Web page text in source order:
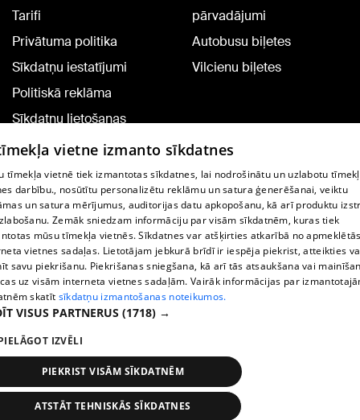
Tarifi
Privātuma politika
Sīkdatņu iestatījumi
Politiskā reklāma
Sīkdatņu lietošanas
noteikumi
Komentāru pievienošana
pārvadājumi
Autobusu biļetes
Vilcienu biļetes
TV programma
Līguma noteikumi
360 Ziņu kontakti
Helio Media
Portāla palīdzības dienests: e-pasts -
All rights reserved.
vietne izmanto sīkdatnes
tīmekļa vietnē tiek izmantotas sīkdatnes, lai nodrošinātu un uzlabotu
darbību., nosūtītu personalizētu reklāmu un satura ģenerēšanai, veiktu
un satura mērījumus, auditorijas datu apkopošanu, kā arī produktu
Zemāk sniedzam informāciju par visām sīkdatnēm, kuras tiek
mūsu tīmekļa vietnēs. Sīkdatnes var atšķirties atkarībā no
vietnes sadaļas. Lietotājam jebkurā brīdī ir iespēja piekrist, atteikties
savu piekrišanu. Piekrišanas sniegšana, kā arī tās atsaukšana vai
uz visām interneta vietnes sadaļām. Vairāk informācijas par
skatīt sīkdatņu izmantošanas noteikumos.
VISUS PARTNERUS (1718) →
IZVĒLI
PIEKRIST VISĀM SĪKDATNĒM
ATSTĀT TEHNISKĀS SĪKDATNES